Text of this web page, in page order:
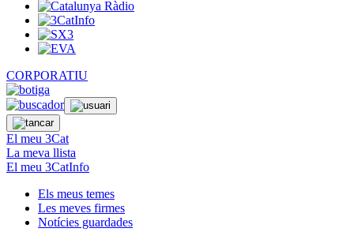
CORPORATIU
El meu 3Cat
La meva llista
El meu 3CatInfo
Els meus temes
Les meves firmes
Notícies guardades